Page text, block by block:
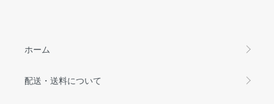
ホーム
配送・送料について